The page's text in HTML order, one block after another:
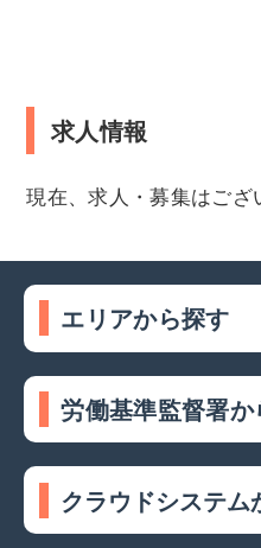
求人情報
現在、求人・募集はござ
エリアから探す
労働基準監督署
クラウドシステム